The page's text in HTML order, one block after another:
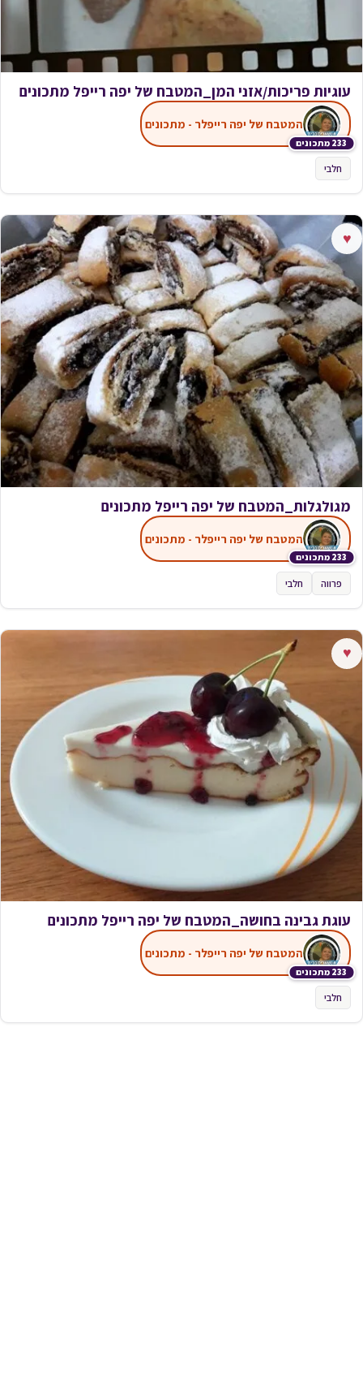
עוגיות פריכות/אזני המן_המטבח של יפה רייפל מתכונים
233 מתכונים
המטבח של יפה רייפלר - מתכונים
חלבי
♥
מגולגלות_המטבח של יפה רייפל מתכונים
233 מתכונים
המטבח של יפה רייפלר - מתכונים
פרווה חלבי
♥
עוגת גבינה בחושה_המטבח של יפה רייפל מתכונים
233 מתכונים
המטבח של יפה רייפלר - מתכונים
חלבי